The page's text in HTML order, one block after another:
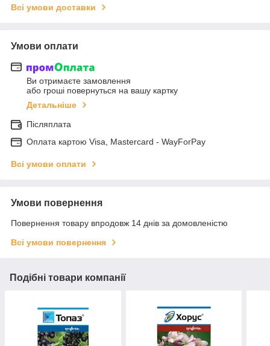
Всі умови доставки
Умови оплати
Ви отримаєте замовлення
або гроші повернуться на вашу картку
Детальніше
Післяплата
Оплата картою Visa, Mastercard - WayForPay
Всі умови оплати
Умови повернення
Повернення товару впродовж 14 днів за домовленістю
Всі умови повернення
Подібні товари компанії